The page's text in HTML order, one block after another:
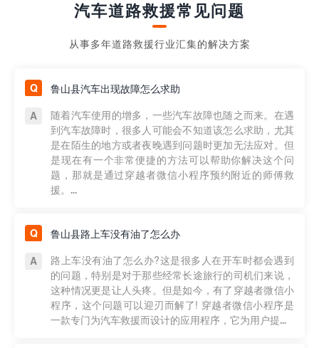
汽车道路救援常见问题
从事多年道路救援行业汇集的解决方案
鲁山县汽车出现故障怎么求助
随着汽车使用的增多，一些汽车故障也随之而来。在遇
到汽车故障时，很多人可能会不知道该怎么求助，尤其
是在陌生的地方或者夜晚遇到问题时更加无法应对。但
是现在有一个非常便捷的方法可以帮助你解决这个问
题，那就是通过穿越者微信小程序预约附近的师傅救
援。...
鲁山县路上车没有油了怎么办
路上车没有油了怎么办?这是很多人在开车时都会遇到
的问题，特别是对于那些经常长途旅行的司机们来说，
这种情况更是让人头疼。但是如今，有了穿越者微信小
程序，这个问题可以迎刃而解了! 穿越者微信小程序是
一款专门为汽车救援而设计的应用程序，它为用户提...